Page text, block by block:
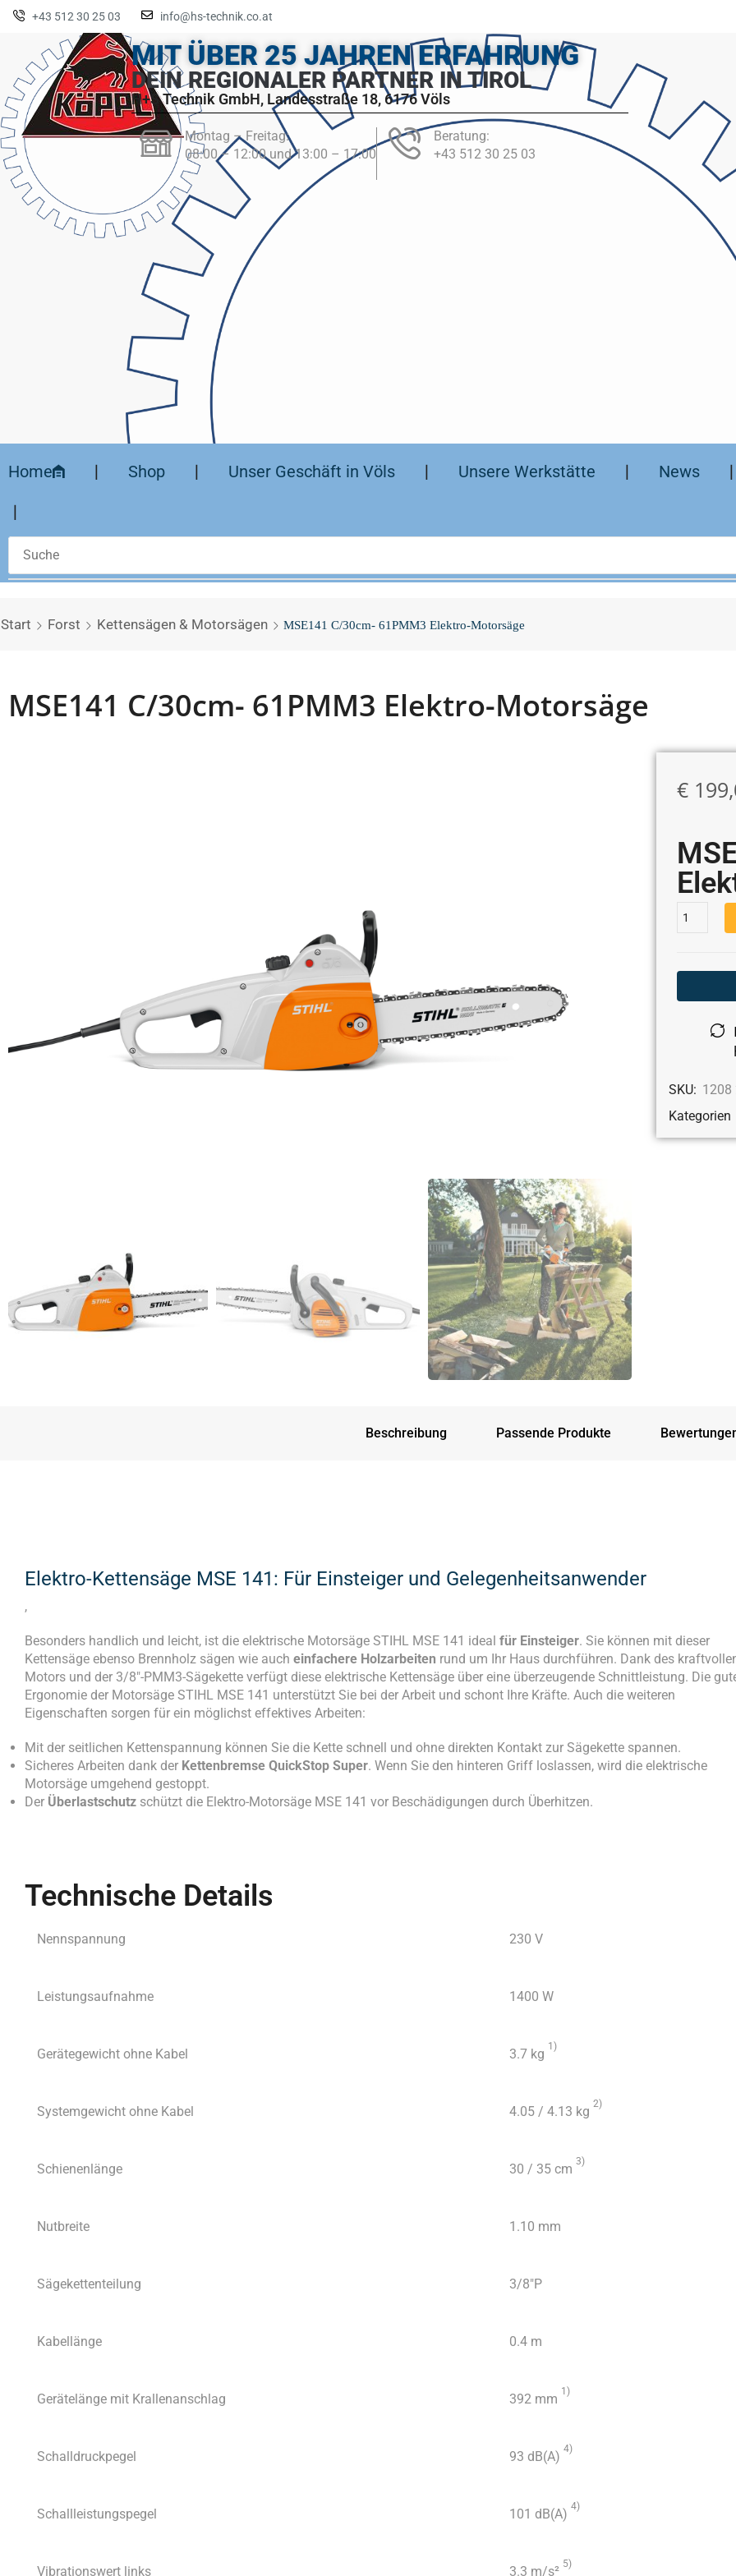
+43 512 30 25 03 info@hs-technik.co.at
MIT ÜBER 25 JAHREN ERFAHRUNG
DEIN REGIONALER PARTNER IN TIROL
H+S Technik GmbH, Landesstraße 18, 6176 Völs
Montag – Freitag:
08:00 – 12:00 und 13:00 – 17:00
Beratung:
+43 512 30 25 03
Home ❘ Shop ❘ Unser Geschäft in Völs ❘ Unsere Werkstätte ❘ News
❘
Start Forst Kettensägen & Motorsägen MSE141 C/30cm- 61PMM3 Elektro-Motorsäge
MSE141 C/30cm- 61PMM3 Elektro-Motorsäge
€
SKU: 1208
Kategorien
Beschreibung Passende Produkte
Elektro-Kettensäge MSE 141: Für Einsteiger und Gelegenheitsanwender
,
Besonders handlich und leicht, ist die elektrische Motorsäge STIHL MSE 141 ideal für Einsteiger. Sie können mit dieser
Kettensäge ebenso Brennholz sägen wie auch einfachere Holzarbeiten rund um Ihr Haus durchführen. Dank des
Motors und der 3/8″-PMM3-Sägekette verfügt diese elektrische Kettensäge über eine überzeugende Schnittleistung. Die
Ergonomie der Motorsäge STIHL MSE 141 unterstützt Sie bei der Arbeit und schont Ihre Kräfte. Auch die weiteren
Eigenschaften sorgen für ein möglichst effektives Arbeiten:
Mit der seitlichen Kettenspannung können Sie die Kette schnell und ohne direkten Kontakt zur Sägekette spannen.
Sicheres Arbeiten dank der Kettenbremse QuickStop Super. Wenn Sie den hinteren Griff loslassen, wird die elektrische
Motorsäge umgehend gestoppt.
Der Überlastschutz schützt die Elektro-Motorsäge MSE 141 vor Beschädigungen durch Überhitzen.
Technische Details
Nennspannung 230 V
Leistungsaufnahme 1400 W
Gerätegewicht ohne Kabel 3.7 kg
1)
Systemgewicht ohne Kabel 4.05 / 4.13 kg
2)
Schienenlänge 30 / 35 cm
3)
Nutbreite 1.10 mm
Sägekettenteilung 3/8″P
Kabellänge 0.4 m
Gerätelänge mit Krallenanschlag 392 mm
1)
Schalldruckpegel 93 dB(A)
4)
Schallleistungspegel 101 dB(A)
4)
Vibrationswert links 3.3 m/s²
5)